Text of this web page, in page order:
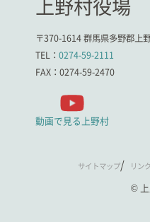
〒370-1614 群馬県多野郡上
TEL： 0274-59-2111
FAX：0274-59-2470
動画で見る上野村
サイトマップ リン
©